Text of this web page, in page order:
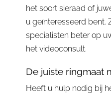
het soort sieraad of
u geïnteresseerd bent.
specialisten beter op
het videoconsult.
De juiste ringmaat
Heeft u hulp nodig bij